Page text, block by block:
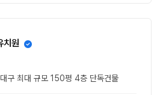
치원
구 최대 규모 150평 4층 단독건물